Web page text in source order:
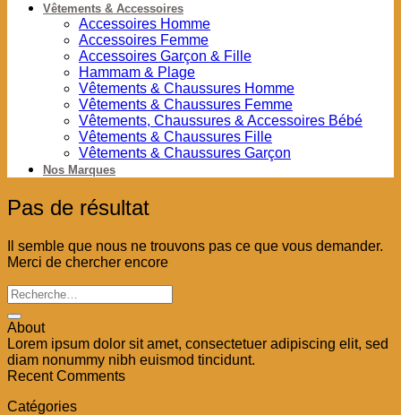
Vêtements & Accessoires
Accessoires Homme
Accessoires Femme
Accessoires Garçon & Fille
Hammam & Plage
Vêtements & Chaussures Homme
Vêtements & Chaussures Femme
Vêtements, Chaussures & Accessoires Bébé
Vêtements & Chaussures Fille
Vêtements & Chaussures Garçon
Nos Marques
Pas de résultat
Il semble que nous ne trouvons pas ce que vous demander.
Merci de chercher encore
About
Lorem ipsum dolor sit amet, consectetuer adipiscing elit, sed
diam nonummy nibh euismod tincidunt.
Recent Comments
Catégories